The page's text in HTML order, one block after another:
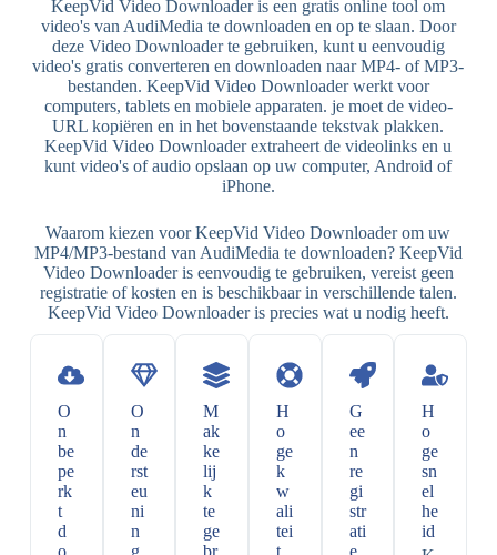
KeepVid Video Downloader is een gratis online tool om
video's van AudiMedia te downloaden en op te slaan. Door
deze Video Downloader te gebruiken, kunt u eenvoudig
video's gratis converteren en downloaden naar MP4- of MP3-
bestanden. KeepVid Video Downloader werkt voor
computers, tablets en mobiele apparaten. je moet de video-
URL kopiëren en in het bovenstaande tekstvak plakken.
KeepVid Video Downloader extraheert de videolinks en u
kunt video's of audio opslaan op uw computer, Android of
iPhone.
Waarom kiezen voor KeepVid Video Downloader om uw
MP4/MP3-bestand van AudiMedia te downloaden? KeepVid
Video Downloader is eenvoudig te gebruiken, vereist geen
registratie of kosten en is beschikbaar in verschillende talen.
KeepVid Video Downloader is precies wat u nodig heeft.
O
n
be
pe
rk
t
d
o
O
n
de
rst
eu
ni
n
g
M
ak
ke
lij
k
te
ge
br
H
o
ge
k
w
ali
tei
t
G
ee
n
re
gi
str
ati
e
H
o
ge
sn
el
he
id